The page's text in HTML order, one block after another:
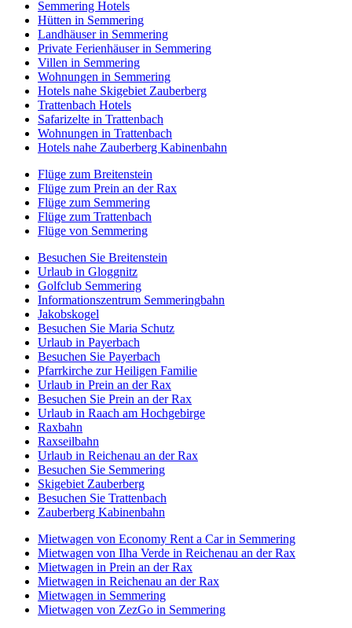
Semmering Hotels
Hütten in Semmering
Landhäuser in Semmering
Private Ferienhäuser in Semmering
Villen in Semmering
Wohnungen in Semmering
Hotels nahe Skigebiet Zauberberg
Trattenbach Hotels
Safarizelte in Trattenbach
Wohnungen in Trattenbach
Hotels nahe Zauberberg Kabinenbahn
Flüge zum Breitenstein
Flüge zum Prein an der Rax
Flüge zum Semmering
Flüge zum Trattenbach
Flüge von Semmering
Besuchen Sie Breitenstein
Urlaub in Gloggnitz
Golfclub Semmering
Informationszentrum Semmeringbahn
Jakobskogel
Besuchen Sie Maria Schutz
Urlaub in Payerbach
Besuchen Sie Payerbach
Pfarrkirche zur Heiligen Familie
Urlaub in Prein an der Rax
Besuchen Sie Prein an der Rax
Urlaub in Raach am Hochgebirge
Raxbahn
Raxseilbahn
Urlaub in Reichenau an der Rax
Besuchen Sie Semmering
Skigebiet Zauberberg
Besuchen Sie Trattenbach
Zauberberg Kabinenbahn
Mietwagen von Economy Rent a Car in Semmering
Mietwagen von Ilha Verde in Reichenau an der Rax
Mietwagen in Prein an der Rax
Mietwagen in Reichenau an der Rax
Mietwagen in Semmering
Mietwagen von ZezGo in Semmering